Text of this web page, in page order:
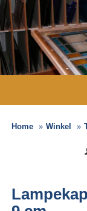
Home Winkel